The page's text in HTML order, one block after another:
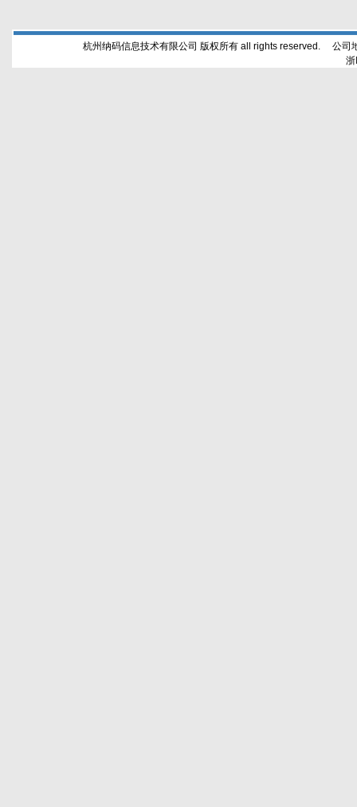
杭州纳码信息技术有限公司 版权所有 all rights reserved. 公司